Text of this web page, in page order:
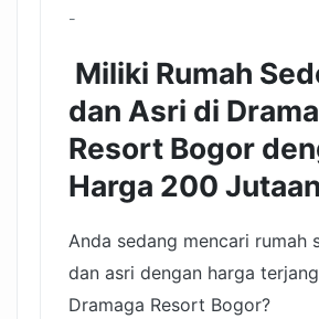
-
Miliki Rumah
dan Asri di
Resort Bogor
Harga 200 Jutaan
Anda sedang mencari rumah
dan asri dengan harga
Dramaga Resort Bogor?